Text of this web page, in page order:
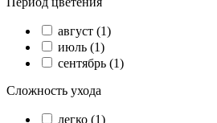
август (1)
июль (1)
сентябрь (1)
Сложность ухода
легко (1)